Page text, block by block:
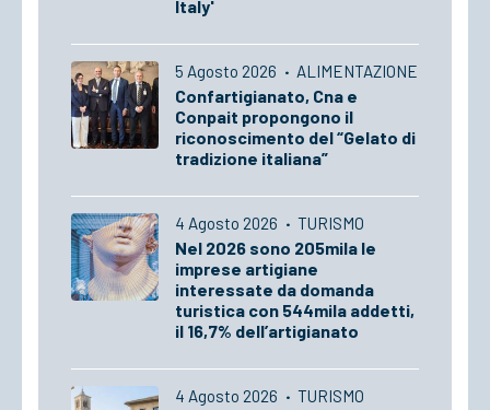
Italy'
5 Agosto 2026 · ALIMENTAZIONE
Confartigianato, Cna e
Conpait propongono il
riconoscimento del “Gelato di
tradizione italiana”
4 Agosto 2026 · TURISMO
Nel 2026 sono 205mila le
imprese artigiane
interessate da domanda
turistica con 544mila addetti,
il 16,7% dell’artigianato
4 Agosto 2026 · TURISMO